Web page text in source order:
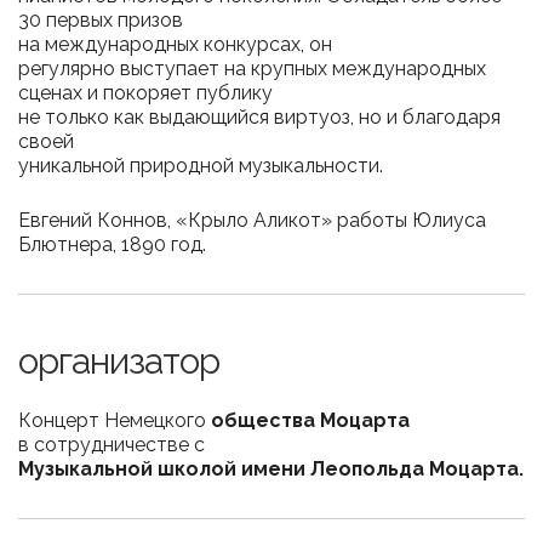
30 первых призов
на международных конкурсах, он
регулярно выступает на крупных международных
сценах и покоряет публику
не только как выдающийся виртуоз, но и благодаря
своей
уникальной природной музыкальности.
Евгений Коннов, «Крыло Аликот» работы Юлиуса
Блютнера, 1890 год.
организатор
Концерт Немецкого общества Моцарта
в сотрудничестве с
Музыкальной школой имени Леопольда Моцарта.